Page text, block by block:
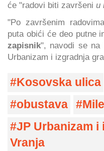
će "radovi biti završeni u
"Po završenim
puta obići će deo putne
zapisnik", navodi se na
Urbanizam i izgradnja
Kosovska ulica
obustava
JP Urbanizam i
Vranja